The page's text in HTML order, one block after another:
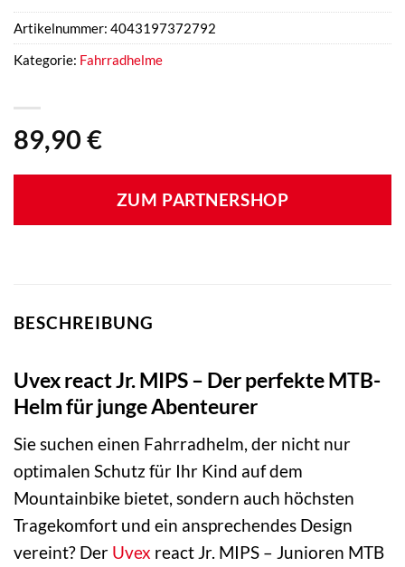
89,90 €
ZUM PARTNERSHOP
Artikelnummer: 4043197372792
Kategorie: Fahrradhelme
BESCHREIBUNG
Uvex react Jr. MIPS – Der perfekte MTB-
Helm für junge Abenteurer
Sie suchen einen Fahrradhelm, der nicht nur
optimalen Schutz für Ihr Kind auf dem
Mountainbike bietet, sondern auch höchsten
Tragekomfort und ein ansprechendes Design
vereint? Der Uvex react Jr. MIPS – Junioren MTB